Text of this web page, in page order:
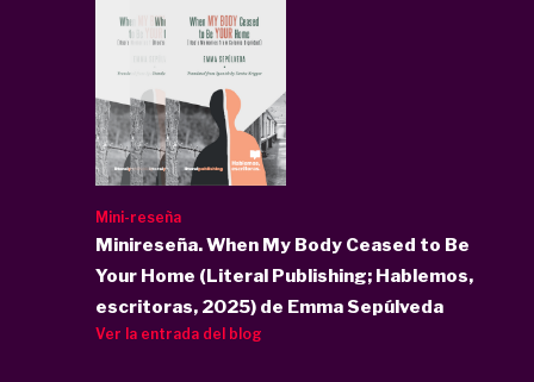
Mini-reseña
Minireseña. When My Body Ceased to Be
Your Home (Literal Publishing; Hablemos,
escritoras, 2025) de Emma Sepúlveda
Ver la entrada del blog